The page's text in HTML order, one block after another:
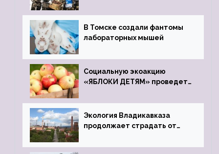
В Томске создали фантомы
лабораторных мышей
Социальную экоакцию
«ЯБЛОКИ ДЕТЯМ» проведет
Экология Владикавказа
продолжает страдать от